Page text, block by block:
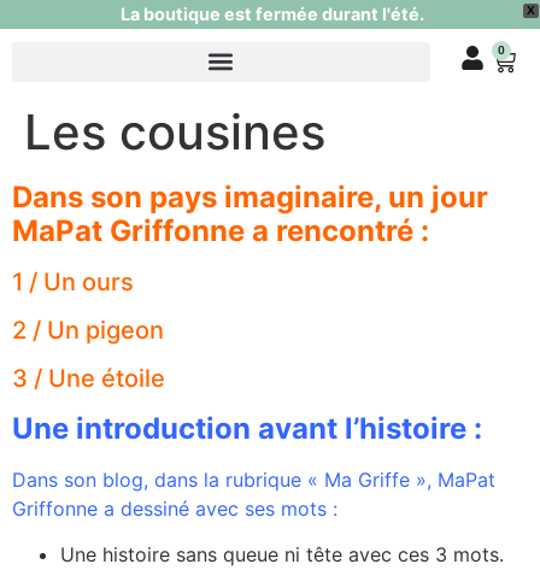
X
La boutique est fermée durant l'été.
0
Les cousines
Dans son pays imaginaire, un jour
MaPat Griffonne a rencontré :
1 / Un ours
2 / Un pigeon
3 / Une étoile
Une introduction avant l’histoire :
Dans son blog, dans la rubrique « Ma Griffe », MaPat
Griffonne a dessiné avec ses mots :
Une histoire sans queue ni tête avec ces 3 mots.